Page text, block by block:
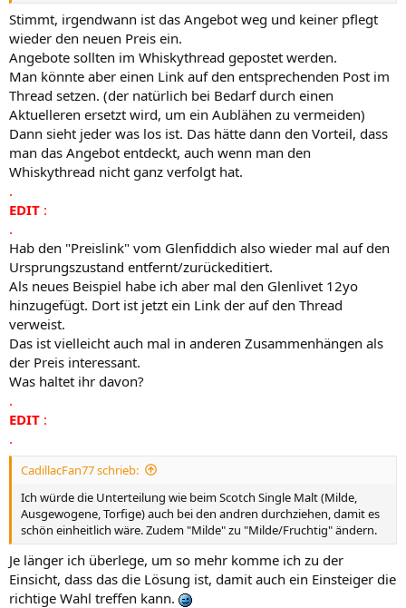
Stimmt, irgendwann ist das Angebot weg und keiner pflegt
wieder den neuen Preis ein.
Angebote sollten im Whiskythread gepostet werden.
Man könnte aber einen Link auf den entsprechenden Post im
Thread setzen. (der natürlich bei Bedarf durch einen
Aktuelleren ersetzt wird, um ein Aublähen zu vermeiden)
Dann sieht jeder was los ist. Das hätte dann den Vorteil, dass
man das Angebot entdeckt, auch wenn man den
Whiskythread nicht ganz verfolgt hat.
.
EDIT :
.
Hab den "Preislink" vom Glenfiddich also wieder mal auf den
Ursprungszustand entfernt/zurückeditiert.
Als neues Beispiel habe ich aber mal den Glenlivet 12yo
hinzugefügt. Dort ist jetzt ein Link der auf den Thread
verweist.
Das ist vielleicht auch mal in anderen Zusammenhängen als
der Preis interessant.
Was haltet ihr davon?
.
EDIT :
.
CadillacFan77 schrieb:
Ich würde die Unterteilung wie beim Scotch Single Malt (Milde,
Ausgewogene, Torfige) auch bei den andren durchziehen, damit es
schön einheitlich wäre. Zudem "Milde" zu "Milde/Fruchtig" ändern.
Je länger ich überlege, um so mehr komme ich zu der
Einsicht, dass das die Lösung ist, damit auch ein Einsteiger die
richtige Wahl treffen kann.